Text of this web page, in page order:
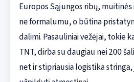
Europos Sąjungos ribų,
ne formalumu, o būtina
dalimi. Pasauliniai vežėjai, tokie
TNT, dirba su daugiau nei 200
net ir stipriausia logistika